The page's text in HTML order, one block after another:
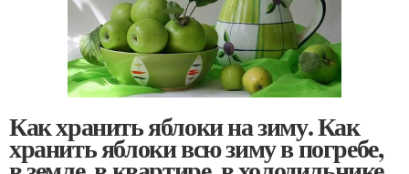
Как хранить яблоки на зиму. Как
хранить яблоки всю зиму в погребе,